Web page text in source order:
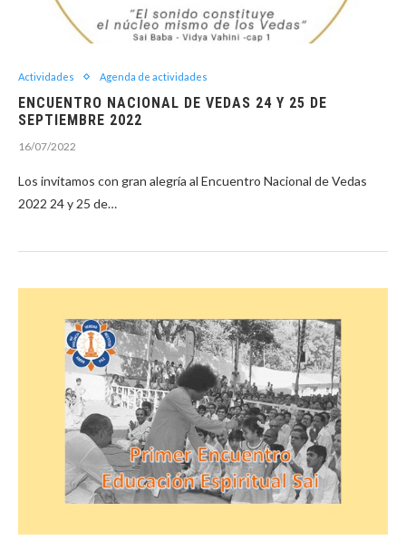
Actividades Agenda de actividades
ENCUENTRO NACIONAL DE VEDAS 24 Y 25 DE
SEPTIEMBRE 2022
16/07/2022
Los invitamos con gran alegría al Encuentro Nacional de Vedas
2022 24 y 25 de…